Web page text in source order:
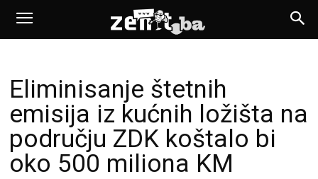
Eliminisanje štetnih
emisija iz kućnih ložišta na
području ZDK koštalo bi
oko 500 miliona KM